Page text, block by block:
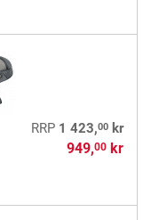
RRP 1 423,00kr
949,00kr